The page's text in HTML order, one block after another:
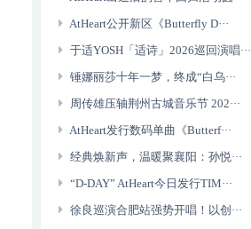
AtHeart公开新区《Butterfly D···
于适YOSH「适诗」2026巡回演唱···
锤娜丽莎十年一梦，终成“白乌···
周传雄压轴荆州古城音乐节 202···
AtHeart发行数码单曲《Butterf···
经典焕新声，温暖聚襄阳：孙悦···
“D-DAY” AtHeart今日发行TIM···
徐良巡演合肥站强势开唱！以创···